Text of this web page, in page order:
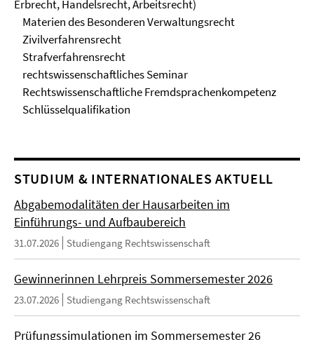
Erbrecht, Handelsrecht, Arbeitsrecht)
Materien des Besonderen Verwaltungsrecht
Zivilverfahrensrecht
Strafverfahrensrecht
rechtswissenschaftliches Seminar
Rechtswissenschaftliche Fremdsprachenkompetenz
Schlüsselqualifikation
STUDIUM & INTERNATIONALES AKTUELL
Abgabemodalitäten der Hausarbeiten im
Einführungs- und Aufbaubereich
31.07.2026 Studiengang Rechtswissenschaft
Gewinnerinnen Lehrpreis Sommersemester 2026
23.07.2026 Studiengang Rechtswissenschaft
Prüfungssimulationen im Sommersemester 26